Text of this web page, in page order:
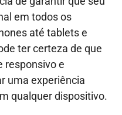
em todos os
até tablets e
ter certeza de que
responsivo e
uma experiência
qualquer dispositivo.